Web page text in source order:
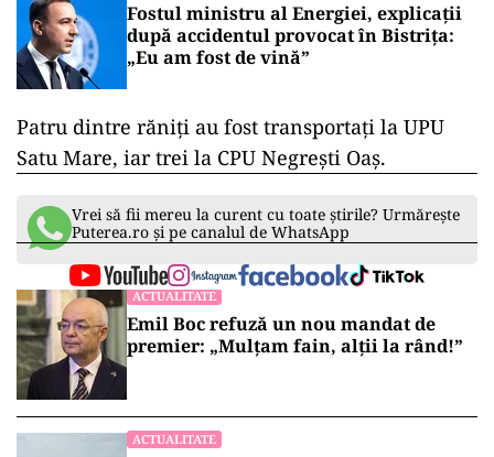
Fostul ministru al Energiei, explicații
după accidentul provocat în Bistrița:
„Eu am fost de vină”
Patru dintre răniţi au fost transportaţi la UPU
Satu Mare, iar trei la CPU Negreşti Oaş.
Vrei să fii mereu la curent cu toate știrile? Urmărește
Puterea.ro și pe canalul de WhatsApp
ACTUALITATE
Emil Boc refuză un nou mandat de
premier: „Mulțam fain, alții la rând!”
ACTUALITATE